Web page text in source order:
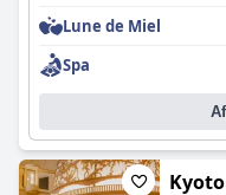
impressionnante. Bien
négatifs sur la propreté
jeunes employés, la
souligné le charme de
Lune de Miel
Spa